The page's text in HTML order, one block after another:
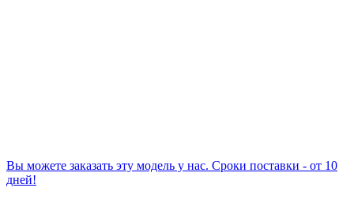
Вы можете заказать эту модель у нас. Сроки поставки - от 10
дней!